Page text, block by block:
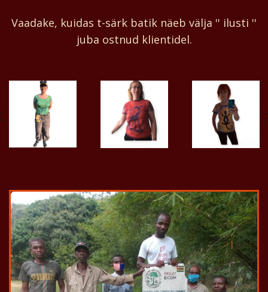
Vaadake, kuidas t-särk batik näeb välja '' ilusti ''
juba ostnud klientidel.